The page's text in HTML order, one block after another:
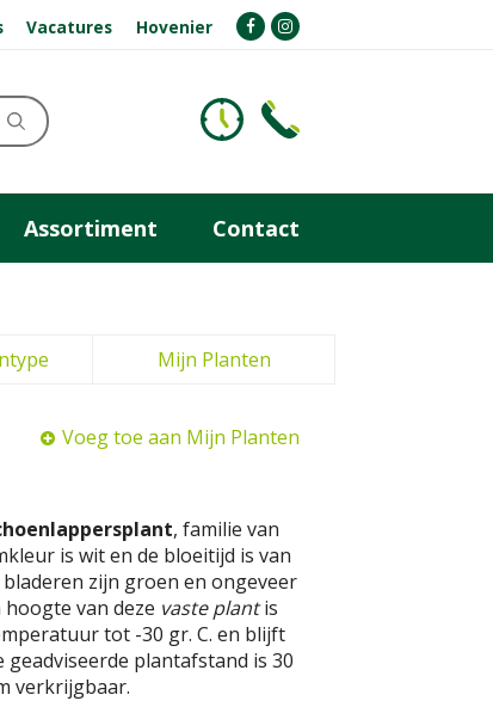
Vacatures Hovenier
Assortiment Contact
Mijn Planten
Voeg toe aan Mijn Planten
, familie van
is wit en de bloeitijd is van
zijn groen en ongeveer
hoogte van deze vaste plantis
tot -30 gr. C. en blijft
plantafstand is 30
verkrijgbaar.